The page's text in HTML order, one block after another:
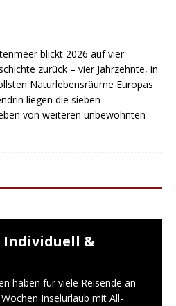
blickt 2026 auf vier
zurück – vier Jahrzehnte, in
Naturlebensräume Europas
liegen die sieben
von weiteren unbewohnten
Individuell &
haben für viele Reisende an
Inselurlaub mit All-